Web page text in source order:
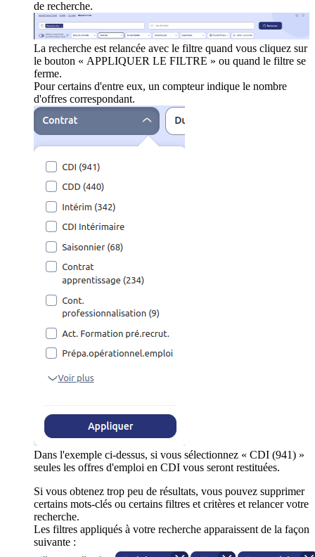
de recherche.
La recherche est relancée avec le filtre quand vous cliquez sur
le bouton « APPLIQUER LE FILTRE » ou quand le filtre se
ferme.
Pour certains d'entre eux, un compteur indique le nombre
d'offres correspondant.
Dans l'exemple ci-dessus, si vous sélectionnez « CDI (941) »
seules les offres d'emploi en CDI vous seront restituées.
Si vous obtenez trop peu de résultats, vous pouvez supprimer
certains mots-clés ou certains filtres et critères et relancer votre
recherche.
Les filtres appliqués à votre recherche apparaissent de la façon
suivante :